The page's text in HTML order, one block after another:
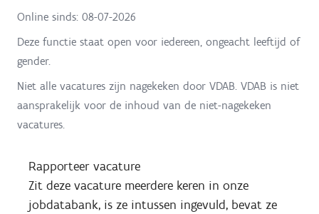
Online sinds: 08-07-2026
Deze functie staat open voor iedereen, ongeacht leeftijd of
gender.
Niet alle vacatures zijn nagekeken door VDAB. VDAB is niet
aansprakelijk voor de inhoud van de niet-nagekeken
vacatures.
Rapporteer vacature
Zit deze vacature meerdere keren in onze
jobdatabank, is ze intussen ingevuld, bevat ze